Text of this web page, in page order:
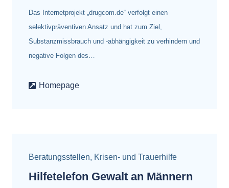
Das Internetprojekt „drugcom.de“ verfolgt einen
selektivpräventiven Ansatz und hat zum Ziel,
Substanzmissbrauch und -abhängigkeit zu verhindern und
negative Folgen des…
Homepage
Beratungsstellen, Krisen- und Trauerhilfe
Hilfetelefon Gewalt an Männern